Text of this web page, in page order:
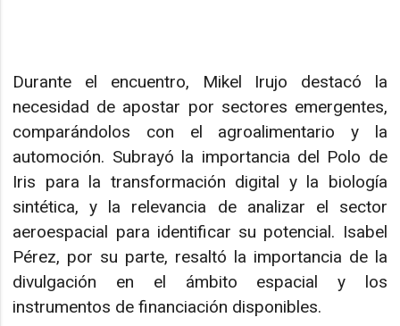
Durante el encuentro, Mikel Irujo destacó la
necesidad de apostar por sectores emergentes,
comparándolos con el agroalimentario y la
automoción. Subrayó la importancia del Polo de
Iris para la transformación digital y la biología
sintética, y la relevancia de analizar el sector
aeroespacial para identificar su potencial. Isabel
Pérez, por su parte, resaltó la importancia de la
divulgación en el ámbito espacial y los
instrumentos de financiación disponibles.